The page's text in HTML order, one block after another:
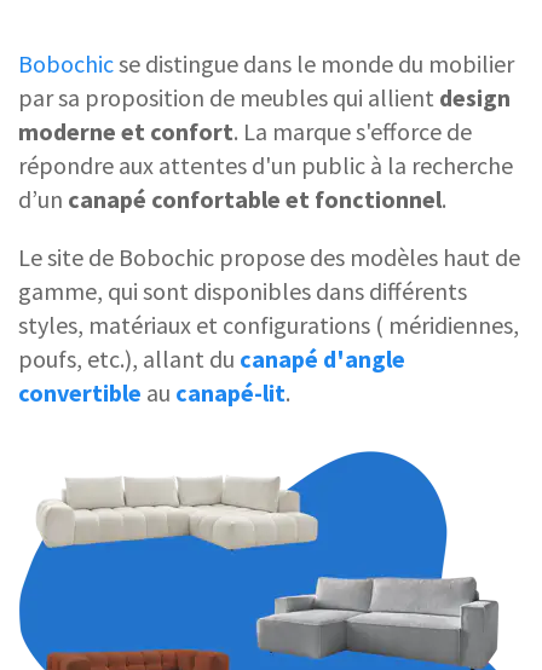
Bobochicse distingue dans le monde du mobilier
par sa proposition de meubles qui allient design
moderne et confort. La marque s'efforce de
répondre aux attentes d'un public à la recherche
d’un canapé confortable et fonctionnel.
Le site de Bobochic propose des modèles haut de
gamme, qui sont disponibles dans différents
styles, matériaux et configurations ( méridiennes,
poufs, etc.), allant du canapé d'angle
convertible au canapé-lit.